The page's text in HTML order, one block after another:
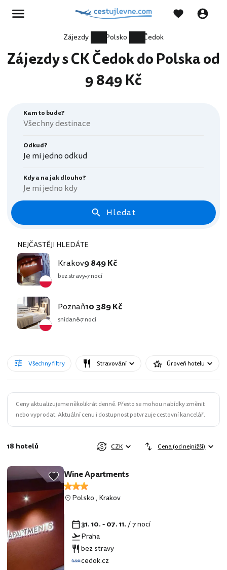
Zájezdy Polsko Čedok
Zájezdy s CK Čedok do Polska od
9 849 Kč
Kam to bude?
Odkud?
Je mi jedno odkud
Kdy a na jak dlouho?
Je mi jedno kdy
Hledat
NEJČASTĚJI HLEDÁTE
Krakov9 849 Kč
bez stravy7 nocí
Poznaň10 389 Kč
snídaně7 nocí
Všechny filtry Stravování Úroveň hotelu
Ceny aktualizujeme několikrát denně. Přesto se mohou nabídky změnit
nebo vyprodat. Aktuální cenu i dostupnost potvrzuje cestovní kancelář.
18 hotelů CZK Cena (od nejnižší)
Wine Apartments
Polsko, Krakov
31. 10. - 07. 11./ 7 nocí
Praha
bez stravy
cedok.cz